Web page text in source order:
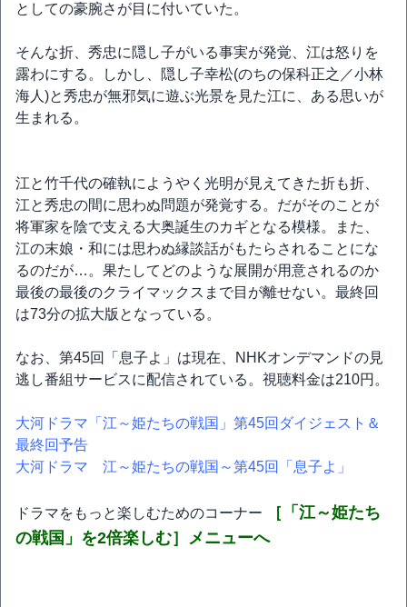
としての豪腕さが目に付いていた。
そんな折、秀忠に隠し子がいる事実が発覚、江は怒りを
露わにする。しかし、隠し子幸松(のちの保科正之／小林
海人)と秀忠が無邪気に遊ぶ光景を見た江に、ある思いが
生まれる。
江と竹千代の確執にようやく光明が見えてきた折も折、
江と秀忠の間に思わぬ問題が発覚する。だがそのことが
将軍家を陰で支える大奥誕生のカギとなる模様。また、
江の末娘・和には思わぬ縁談話がもたらされることにな
るのだが…。果たしてどのような展開が用意されるのか
最後の最後のクライマックスまで目が離せない。最終回
は73分の拡大版となっている。
なお、第45回「息子よ」は現在、NHKオンデマンドの見
逃し番組サービスに配信されている。視聴料金は210円。
大河ドラマ「江～姫たちの戦国」第45回ダイジェスト＆
最終回予告
大河ドラマ 江～姫たちの戦国～第45回「息子よ」
ドラマをもっと楽しむためのコーナー
［「江～姫たち
の戦国」を2倍楽しむ］メニューへ